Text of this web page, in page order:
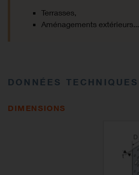
Terrasses,
Aménagements extérieurs...
DONNÉES TECHNIQUES
DIMENSIONS